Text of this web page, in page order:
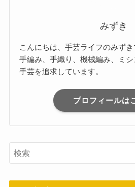
みずき
こんにちは、手芸ライフのみずき
手編み、手織り、機械編み、ミ
手芸を追求しています。
プロフィールは